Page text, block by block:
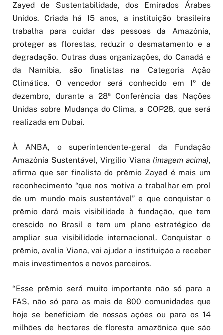
Zayed de Sustentabilidade, dos Emirados Árabes
Unidos. Criada há 15 anos, a instituição brasileira
trabalha para cuidar das pessoas da Amazônia,
proteger as florestas, reduzir o desmatamento e a
degradação. Outras duas organizações, do Canadá e
da Namíbia, são finalistas na Categoria Ação
Climática. O vencedor será conhecido em 1º de
dezembro, durante a 28ª Conferência das Nações
Unidas sobre Mudança do Clima, a COP28, que será
realizada em Dubai.
À ANBA, o superintendente-geral da Fundação
Amazônia Sustentável, Virgilio Viana (imagem acima),
afirma que ser finalista do prêmio Zayed é mais um
reconhecimento “que nos motiva a trabalhar em prol
de um mundo mais sustentável” e que conquistar o
prêmio dará mais visibilidade à fundação, que tem
crescido no Brasil e tem um plano estratégico de
ampliar sua visibilidade internacional. Conquistar o
prêmio, avalia Viana, vai ajudar a instituição a receber
mais investimentos e novos parceiros.
“Esse prêmio será muito importante não só para a
FAS, não só para as mais de 800 comunidades que
hoje se beneficiam de nossas ações ou para os 14
milhões de hectares de floresta amazônica que são